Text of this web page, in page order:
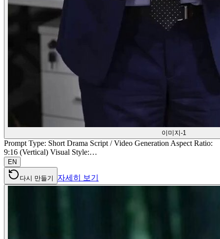
이미지-1
Prompt Type: Short Drama Script / Video Generation Aspect Ratio:
9:16 (Vertical) Visual Style:…
EN
다시 만들기 자세히 보기